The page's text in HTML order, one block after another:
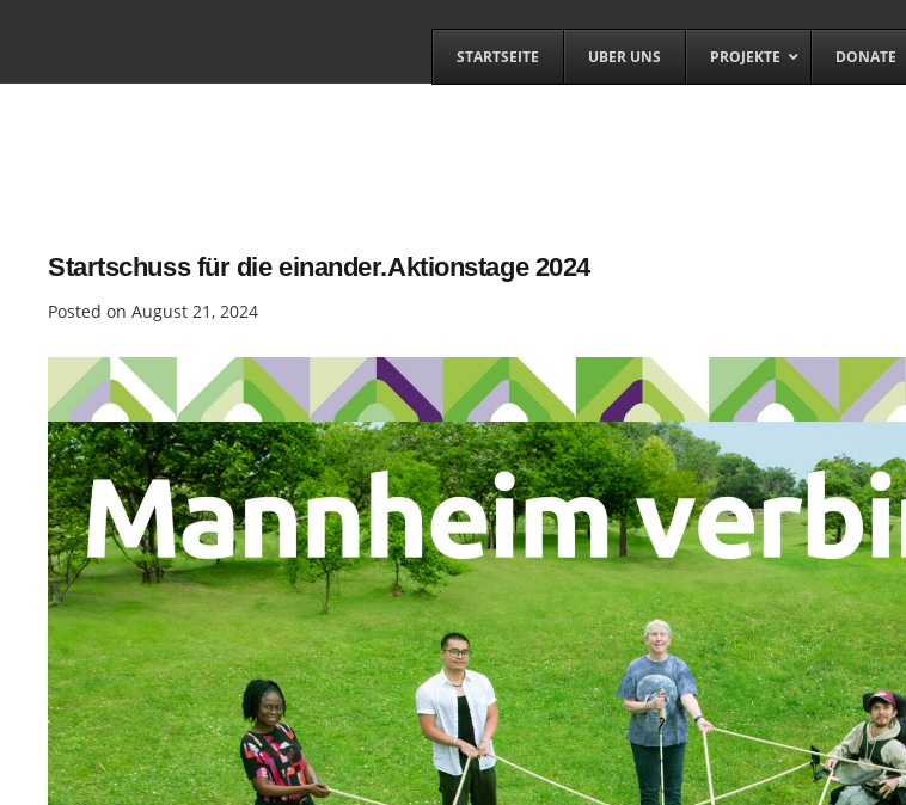
STARTSEITE UBER UNS PROJEKTE DONATE
Startschuss für die einander.Aktionstage 2024
Posted on August 21, 2024